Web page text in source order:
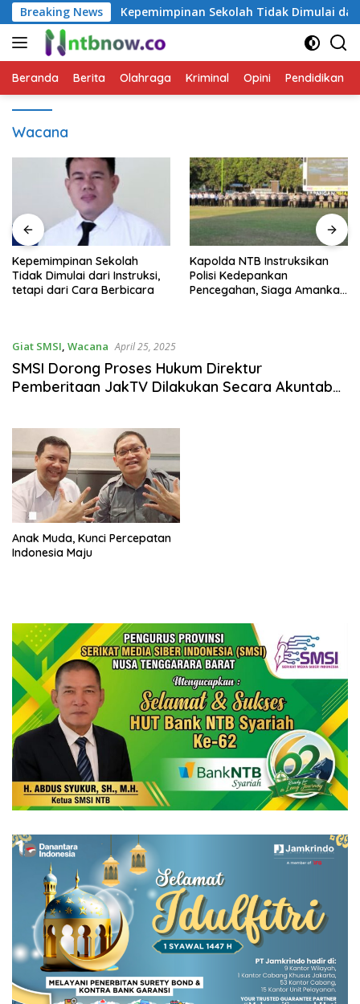
Langsung
ke
konten
Breaking NewsKepemimpinan Sekolah Tidak Dimulai dari
Beranda Berita Olahraga Kriminal Opini Pendidikan
Wacana
Kepemimpinan Sekolah
Tidak Dimulai dari Instruksi,
tetapi dari Cara Berbicara
Kapolda NTB Instruksikan
Polisi Kedepankan
Pencegahan, Siaga Amankan
Giat SMSI, Wacana April 25, 2025
SMSI Dorong Proses Hukum Direktur
Pemberitaan JakTV Dilakukan Secara Akuntabel
Anak Muda, Kunci Percepatan
Indonesia Maju